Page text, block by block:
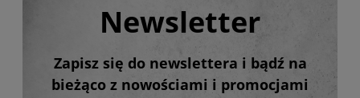
Newsletter
Zapisz się do newslettera i bądź na
bieżąco z nowościami i promocjami